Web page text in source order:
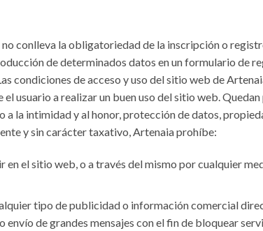
conlleva la obligatoriedad de la inscripción o
de determinados datos en un formulario de
condiciones de acceso y uso del sitio web de
usuario a realizar un buen uso del sitio web.
a la intimidad y al honor, protección de datos,
y sin carácter taxativo, Artenaia prohíbe:
en el sitio web, o a través del mismo por cualquier
tipo de publicidad o información comercial
envío de grandes mensajes con el fin de bloquear